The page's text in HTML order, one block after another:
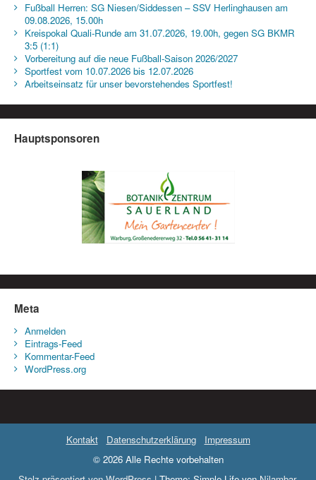
Fußball Herren: SG Niesen/Siddessen – SSV Herlinghausen am
09.08.2026, 15.00h
Kreispokal Quali-Runde am 31.07.2026, 19.00h, gegen SG BKMR
3:5 (1:1)
Vorbereitung auf die neue Fußball-Saison 2026/2027
Sportfest vom 10.07.2026 bis 12.07.2026
Arbeitseinsatz für unser bevorstehendes Sportfest!
Hauptsponsoren
Meta
Anmelden
Eintrags-Feed
Kommentar-Feed
WordPress.org
Kontakt Datenschutzerklärung
Impressum
© 2026 Alle Rechte vorbehalten